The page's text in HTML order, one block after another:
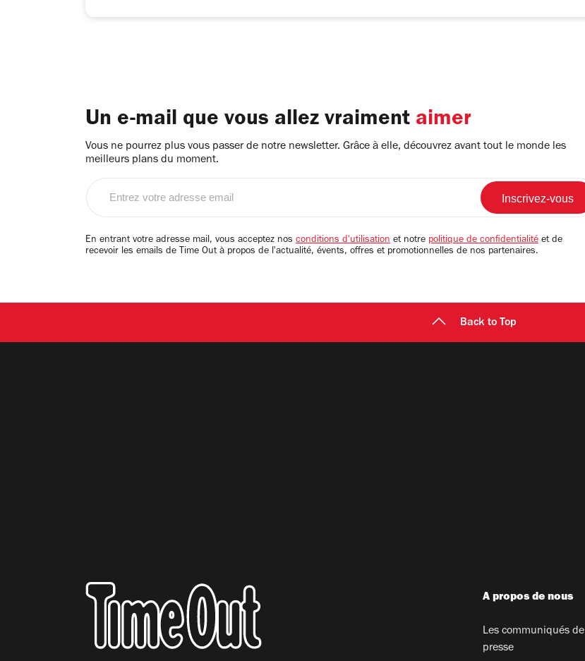
Un e-mail que vous allez vraiment aimer
Vous ne pourrez plus vous passer de notre newsletter. Grâce à elle, découvrez avant tout le monde les
meilleurs plans du moment.
email
En entrant votre adresse mail, vous acceptez nos conditions d'utilisation et notre politique de confidentialité et de
recevoir les emails de Time Out à propos de l'actualité, évents, offres et promotionnelles de nos partenaires.
Back to Top
A propos de nous
Les communiqués de
presse